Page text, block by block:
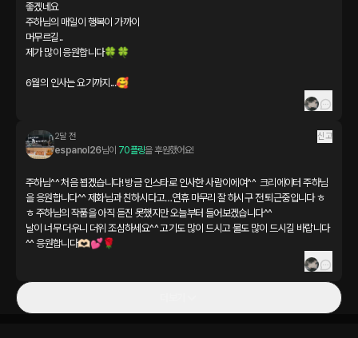
좋겠네요
주하님의 매일이 행복이 가까이
머무르길..
제가 많이 응원합니다🍀🍀
6월의 인사는 요기까지...🥰
2달 전 신고
espanol26님이 70플링을 후원했어요!
주하님^^ 처음 뵙겠습니다! 방금 인스타로 인사한 사람이에여^^  크리에이터 주하님
을 응원합니다^^ 제화님과 친하시다고…연휴 마무리 잘 하시구 전 퇴근중입니다 ㅎ
ㅎ 주하님의 작품을 아직 듣진 못했지만 오늘부터 들어보겠습니다^^
날이 너무 더우니 더위 조심하세요^^ 고기도 많이 드시고 물도 많이 드시길 바랍니다
^^ 응원합니다🫶🏻💕🌹